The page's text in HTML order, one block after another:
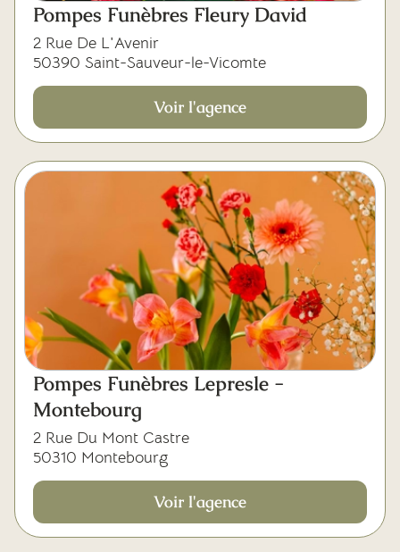
Pompes Funèbres Fleury David
2 Rue De L'Avenir
50390 Saint-Sauveur-le-Vicomte
Voir l'agence
Pompes Funèbres Lepresle -
Montebourg
2 Rue Du Mont Castre
50310 Montebourg
Voir l'agence